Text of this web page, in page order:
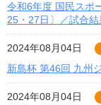
令和6年度 国民スポ
25・27日〕／試合結
2024年08月04日
新島杯 第46回 九州
2024年08月04日